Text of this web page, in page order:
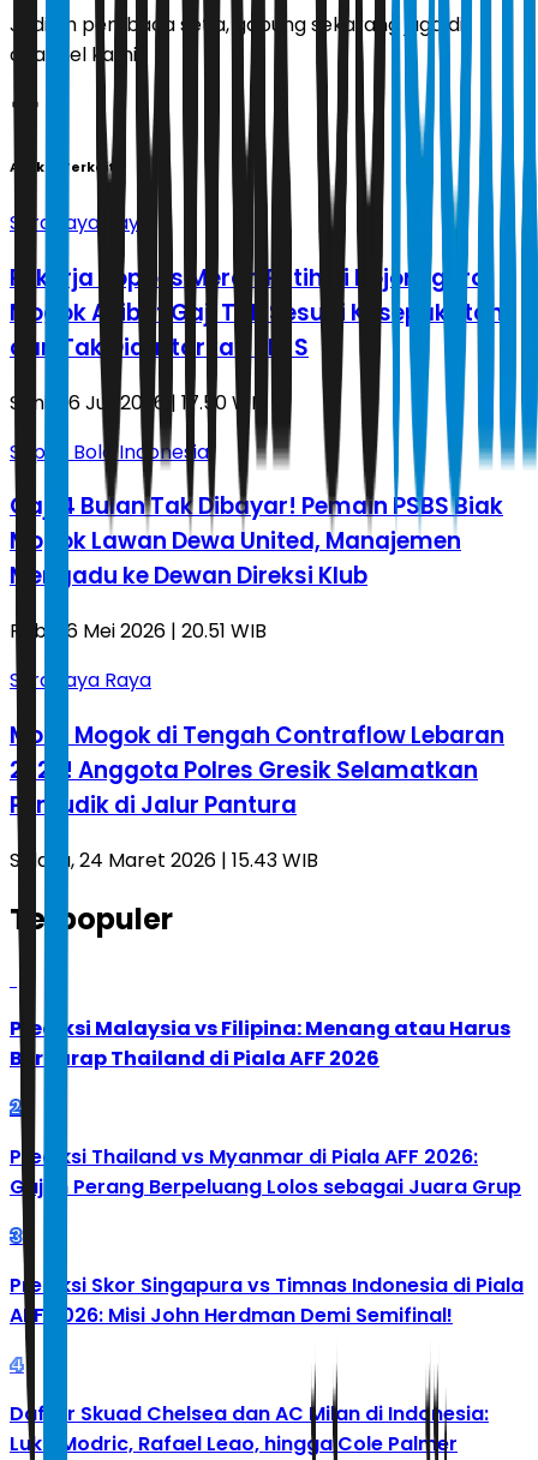
Jadilah pembaca setia, gabung sekarang juga di
channel kami!
Artikel Terkait
Surabaya Raya
Pekerja Kopdes Merah Putih di Bojonegoro
Mogok Akibat Gaji Tak Sesuai Kesepakatan
dan Tak Didaftarkan BPJS
Senin, 6 Juli 2026 | 17.50 WIB
Sepak Bola Indonesia
Gaji 4 Bulan Tak Dibayar! Pemain PSBS Biak
Mogok Lawan Dewa United, Manajemen
Mengadu ke Dewan Direksi Klub
Rabu, 6 Mei 2026 | 20.51 WIB
Surabaya Raya
Mobil Mogok di Tengah Contraflow Lebaran
2026! Anggota Polres Gresik Selamatkan
Pemudik di Jalur Pantura
Selasa, 24 Maret 2026 | 15.43 WIB
Terpopuler
Prediksi Malaysia vs Filipina: Menang atau Harus
Berharap Thailand di Piala AFF 2026
2
Prediksi Thailand vs Myanmar di Piala AFF 2026:
Gajah Perang Berpeluang Lolos sebagai Juara Grup
3
Prediksi Skor Singapura vs Timnas Indonesia di Piala
AFF 2026: Misi John Herdman Demi Semifinal!
4
Daftar Skuad Chelsea dan AC Milan di Indonesia:
Luka Modric, Rafael Leao, hingga Cole Palmer